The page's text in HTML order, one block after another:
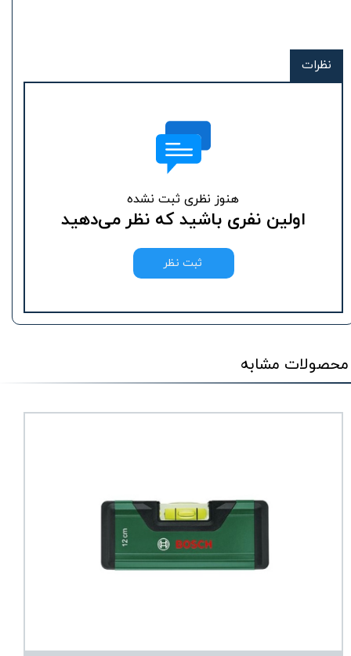
نظرات
هنوز نظری ثبت نشده
اولین نفری باشید که نظر می‌دهید
ثبت نظر
محصولات مشابه